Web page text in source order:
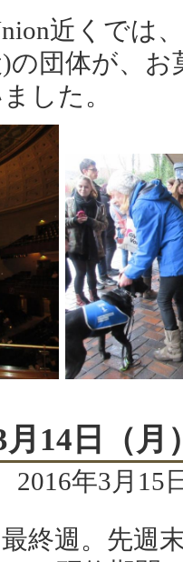
近くでは
の団体が、
した。
月14日（月
2016年3月15
終週。先週